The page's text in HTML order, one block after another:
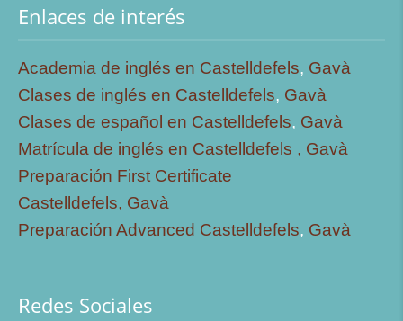
Enlaces de interés
Academia de inglés en Castelldefels, Gavà
Clases de inglés en Castelldefels, Gavà
Clases de español en Castelldefels, Gavà
Matrícula de inglés en Castelldefels , Gavà
Preparación First Certificate
Castelldefels, Gavà
Preparación Advanced Castelldefels, Gavà
Redes Sociales